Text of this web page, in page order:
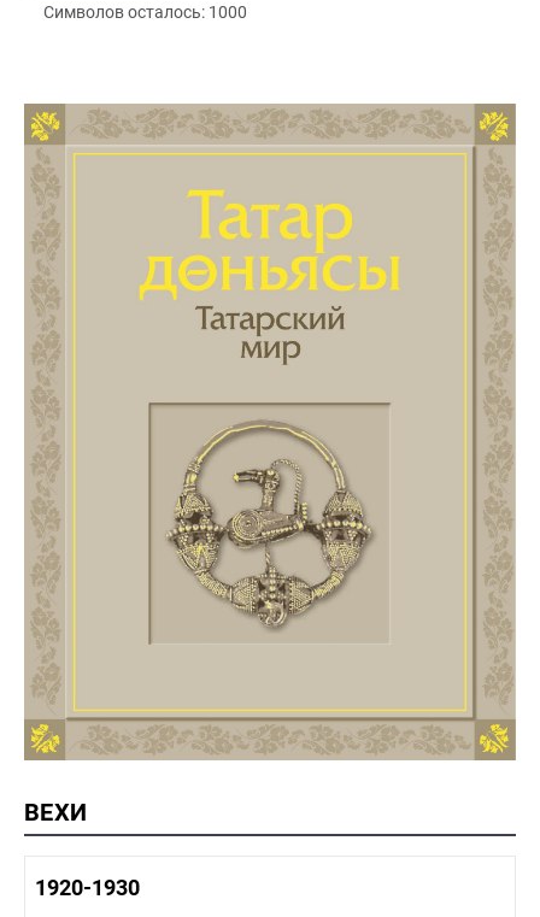
Символов осталось: 1000
ВЕХИ
1920-1930